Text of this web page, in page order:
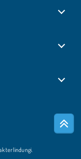
terlindungi.